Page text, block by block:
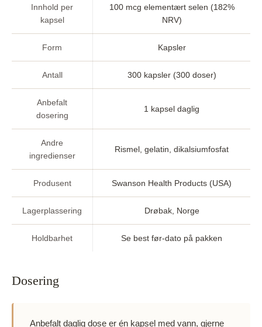
Innhold per
kapsel
100 mcg elementært selen (182%
NRV)
Form Kapsler
Antall 300 kapsler (300 doser)
Anbefalt
dosering
1 kapsel daglig
Andre
ingredienser
Rismel, gelatin, dikalsiumfosfat
Produsent Swanson Health Products (USA)
Lagerplassering Drøbak, Norge
Holdbarhet Se best før-dato på pakken
Dosering
Anbefalt daglig dose er én kapsel med vann, gjerne